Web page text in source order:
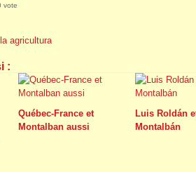
vote
agricultura
:
Québec-France et
Montalban aussi
Luis Roldán
Montalbán